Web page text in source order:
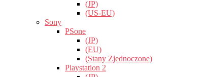
(JP)
(US-EU)
Sony
PSone
(JP)
(EU)
(Stany Zjednoczone)
Playstation 2